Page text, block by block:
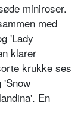
miniroser.
med
'Lady
klarer
krukke ses
'Snow
En